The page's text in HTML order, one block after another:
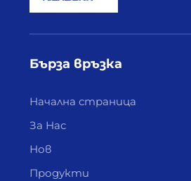
Бърза връзка
Начална страница
За Нас
Нов
Продукти